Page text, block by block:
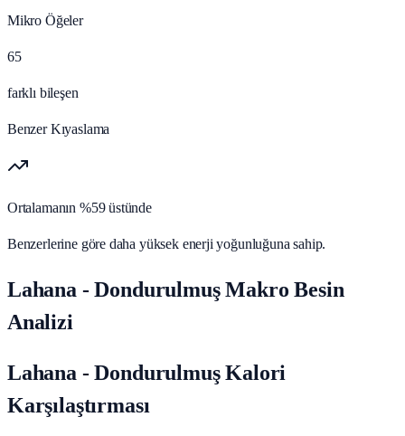
Mikro Öğeler
65
farklı bileşen
Benzer Kıyaslama
Ortalamanın %59 üstünde
Benzerlerine göre daha yüksek enerji yoğunluğuna sahip.
Lahana - Dondurulmuş Makro Besin
Analizi
Lahana - Dondurulmuş Kalori
Karşılaştırması